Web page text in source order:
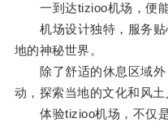
一到达tizioo机场，便能
机场设计独特，服务贴
地的神秘世界。
除了舒适的休息区域外
动，探索当地的文化和风土
体验tizioo机场，不仅是